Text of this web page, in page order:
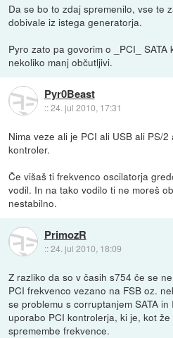
Da se bo to zdaj spremenilo, vse te
dobivale iz istega generatorja.
Pyro zato pa govorim o _PCI_
nekoliko manj občutljivi.
Pyr0Beast
::24. jul 2010, 17:31
Nima veze ali je PCI ali USB ali PS/
kontroler.
Če višaš ti frekvenco oscilatorja
vodil. In na tako vodilo ti ne moreš
nestabilno.
PrimozR
::24. jul 2010, 18:09
Z razliko da so v časih s754 če se
PCI frekvenco vezano na FSB oz.
se problemu s corruptanjem SATA
uporabo PCI kontrolerja, ki je, kot
spremembe frekvence.